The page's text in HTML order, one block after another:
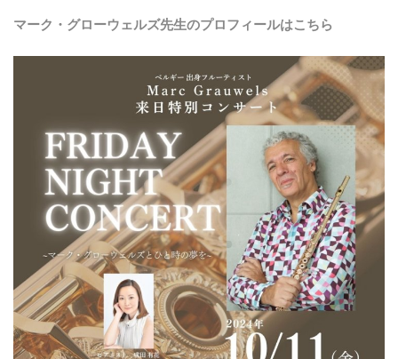
マーク・グローウェルズ先生のプロフィールはこちら